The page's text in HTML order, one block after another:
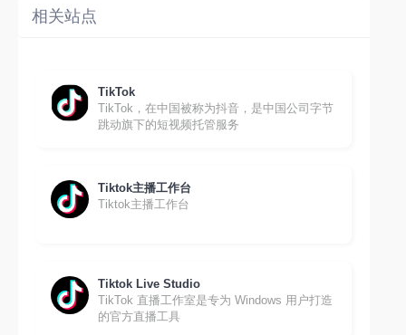
相关站点
TikTok
TikTok，在中国被称为抖音，是中国公司字节
跳动旗下的短视频托管服务
Tiktok主播工作台
Tiktok主播工作台
Tiktok Live Studio
TikTok 直播工作室是专为 Windows 用户打造
的官方直播工具